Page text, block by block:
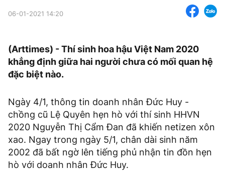
06-01-2021 14:20
(Arttimes) - Thí sinh hoa hậu Việt Nam 2020
khẳng định giữa hai người chưa có mối quan hệ
đặc biệt nào.
Ngày 4/1, thông tin doanh nhân Đức Huy -
chồng cũ Lệ Quyên hẹn hò với thí sinh HHVN
2020 Nguyễn Thị Cẩm Đan đã khiến netizen xôn
xao. Ngay trong ngày 5/1, chân dài sinh năm
2002 đã bất ngờ lên tiếng phủ nhận tin đồn hẹn
hò với doanh nhân Đức Huy.